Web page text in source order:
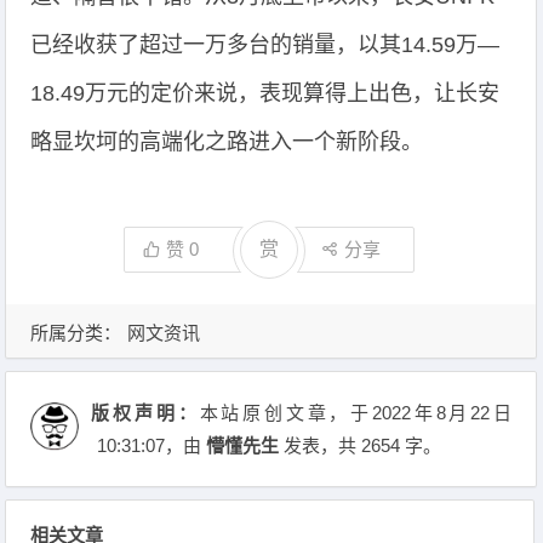
已经收获了超过一万多台的销量，以其14.59万—
18.49万元的定价来说，表现算得上出色，让长安
略显坎坷的高端化之路进入一个新阶段。
赞0 赏 分享
所属分类： 网文资讯
版权声明： 本站原创文章，于2022年8月22日
10:31:07，由懵懂先生 发表，共 2654 字。
相关文章